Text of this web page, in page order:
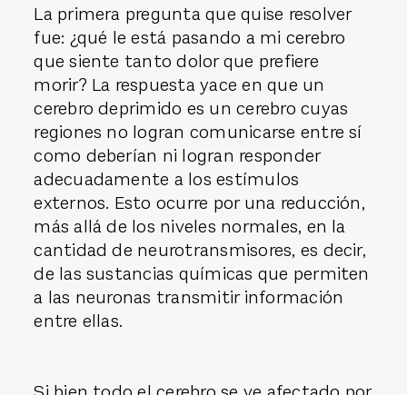
La primera pregunta que quise resolver
fue: ¿qué le está pasando a mi cerebro
que siente tanto dolor que prefiere
morir? La respuesta yace en que un
cerebro deprimido es un cerebro cuyas
regiones no logran comunicarse entre sí
como deberían ni logran responder
adecuadamente a los estímulos
externos. Esto ocurre por una reducción,
más allá de los niveles normales, en la
cantidad de neurotransmisores, es decir,
de las sustancias químicas que permiten
a las neuronas transmitir información
entre ellas.